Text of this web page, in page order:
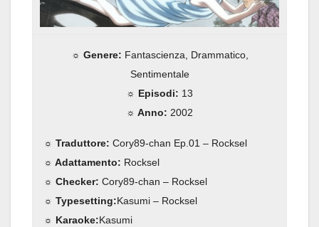
☼ Genere: Fantascienza, Drammatico,
Sentimentale
☼ Episodi: 13
☼ Anno: 2002
☼ Traduttore: Cory89-chan Ep.01 – Rocksel
☼ Adattamento: Rocksel
☼ Checker: Cory89-chan – Rocksel
☼ Typesetting:Kasumi – Rocksel
☼ Karaoke:Kasumi